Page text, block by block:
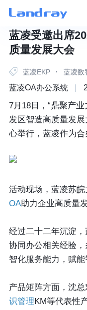
蓝凌受邀出席
质量发展大会
蓝凌EKP · 蓝凌数
蓝凌OA办公系统
7月18日，“鼎聚产
发区智造高质量发
心举行，蓝凌作为合
活动现场，蓝凌苏
OA助力企业高质量
经过二十二年沉淀
协同办公相关经验
智化服务能力，赋能
产品矩阵方面，沈总
识管理 KM等代表性